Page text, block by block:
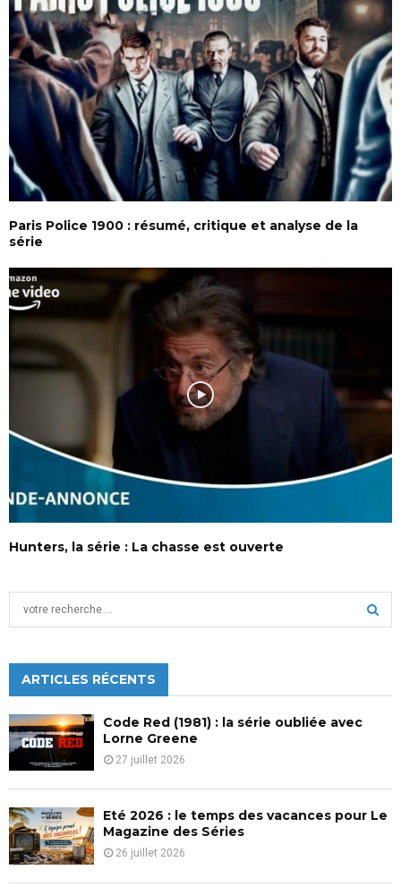
Paris Police 1900 : résumé, critique et analyse de la
série
Hunters, la série : La chasse est ouverte
h
f
o
r
:
C
H
ARTICLES RÉCENTS
Code Red (1981) : la série oubliée avec
Lorne Greene
27 juillet 2026
Eté 2026 : le temps des vacances pour Le
Magazine des Séries
26 juillet 2026